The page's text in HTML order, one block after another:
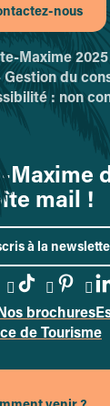
nous
Maxime
Gestion du
: non
Maxime
mail !
à la
à la à la
Accéder
brochures
de Tourisme